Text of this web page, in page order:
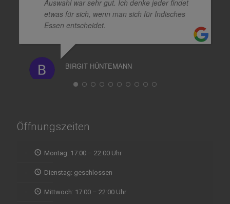
Auswahl war sehr gut. Ich denke jeder findet
etwas für sich, wenn man sich für Indisches
Essen entscheidet.
BIRGIT HÜNTEMANN
Öffnungszeiten
Montag: 17:00 – 22:00 Uhr
Dienstag: geschlossen
Mittwoch: 17:00 – 22:00 Uhr